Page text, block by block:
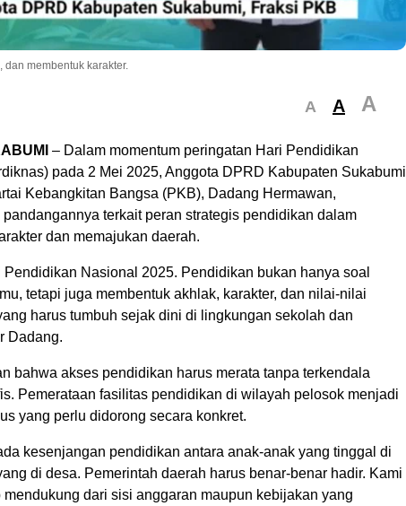
membentuk karakter.
A A A
– Dalam momentum peringatan Hari Pendidikan
pada 2 Mei 2025, Anggota DPRD Kabupaten Sukabumi
Kebangkitan Bangsa (PKB), Dadang Hermawan,
pandangannya terkait peran strategis pendidikan dalam
dan memajukan daerah.
Pendidikan Nasional 2025. Pendidikan bukan hanya soal
tetapi juga membentuk akhlak, karakter, dan nilai-nilai
harus tumbuh sejak dini di lingkungan sekolah dan
Dadang.
bahwa akses pendidikan harus merata tanpa terkendala
Pemerataan fasilitas pendidikan di wilayah pelosok menjadi
yang perlu didorong secara konkret.
kesenjangan pendidikan antara anak-anak yang tinggal di
di desa. Pemerintah daerah harus benar-benar hadir. Kami
dari sisi anggaran maupun kebijakan yang